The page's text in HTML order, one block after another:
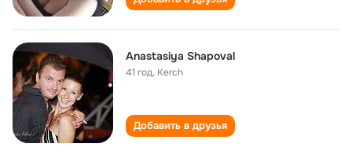
Anastasiya Shapoval
41 год, Kerch
Добавить в друзья